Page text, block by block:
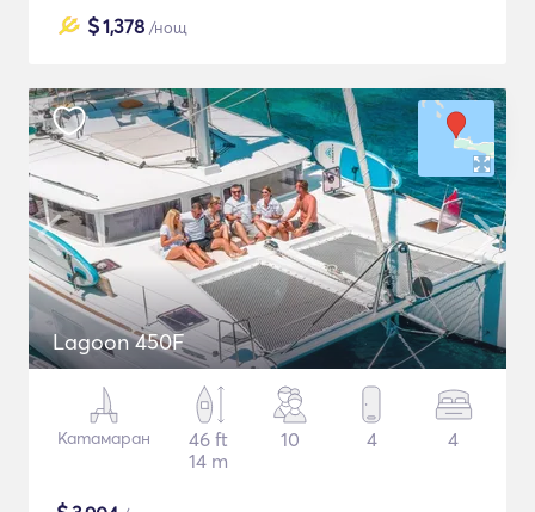
$1,378 /нощ
Lagoon 450F
Катамаран
46 ft
14 m
10 4 4